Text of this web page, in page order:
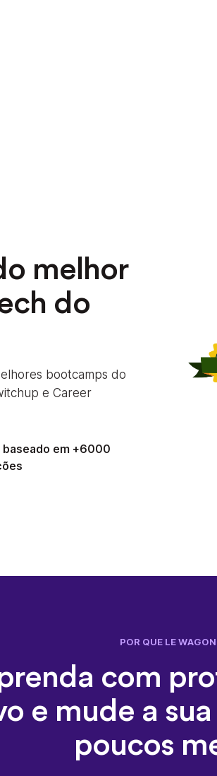
melhor
do
bootcamps do
e Career
em +6000
POR QUE LE
com
e mude a
poucos